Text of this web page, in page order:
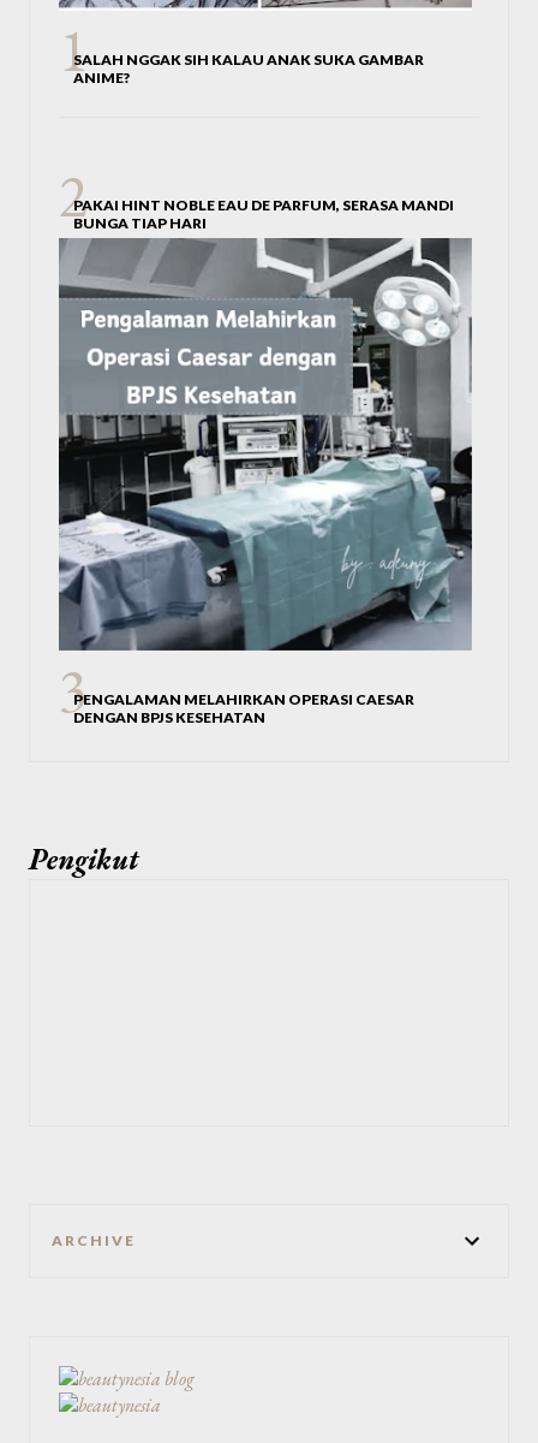
SALAH NGGAK SIH KALAU ANAK SUKA GAMBAR
ANIME?
PAKAI HINT NOBLE EAU DE PARFUM, SERASA MANDI
BUNGA TIAP HARI
PENGALAMAN MELAHIRKAN OPERASI CAESAR
DENGAN BPJS KESEHATAN
Pengikut
ARCHIVE